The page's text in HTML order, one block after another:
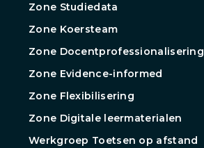
Zone Studiedata
Zone Koersteam
Zone Docentprofessionalisering
Zone Evidence-informed
Zone Flexibilisering
Zone Digitale leermaterialen
Werkgroep Toetsen op afstand